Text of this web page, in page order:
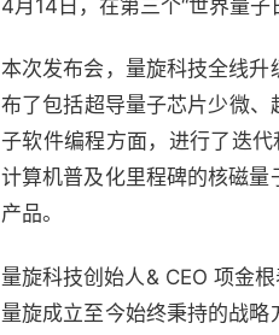
4月14日，在第三个“世界量子
本次发布会，量旋科技全线
布了包括超导量子芯片少微
子软件编程方面，进行了迭
计算机普及化里程碑的核磁
产品。
量旋科技创始人& CEO 项金
量旋成立至今始终秉持的战